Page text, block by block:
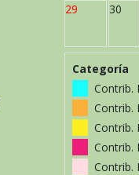
29 30
Categoría
Contrib.
Contrib.
Contrib.
Contrib.
Contrib.